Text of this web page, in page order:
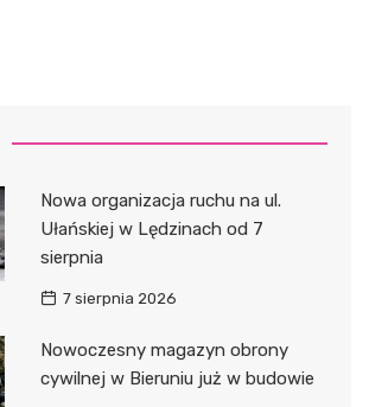
Nowa organizacja ruchu na ul.
Ułańskiej w Lędzinach od 7
sierpnia
7 sierpnia 2026
Nowoczesny magazyn obrony
cywilnej w Bieruniu już w budowie